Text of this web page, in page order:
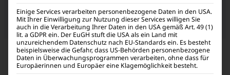
Weitere Informationen
Einige Services verarbeiten personenbezogene Daten in den USA.
Mit Ihrer Einwilligung zur Nutzung dieser Services willigen Sie
auch in die Verarbeitung Ihrer Daten in den USA gemäß Art. 49 (1)
lit. a GDPR ein. Der EuGH stuft die USA als ein Land mit
unzureichendem Datenschutz nach EU-Standards ein. Es besteht
beispielsweise die Gefahr, dass US-Behörden personenbezogene
Daten in Überwachungsprogrammen verarbeiten, ohne dass für
Europäerinnen und Europäer eine Klagemöglichkeit besteht.